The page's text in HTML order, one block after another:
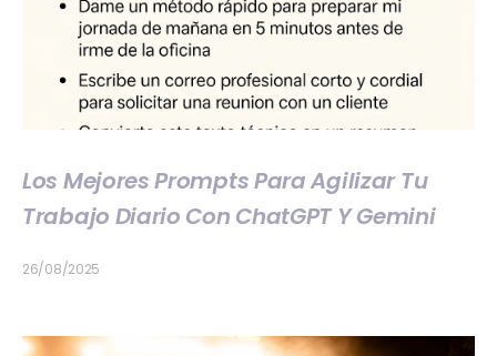
Los Mejores Prompts Para Agilizar Tu
Trabajo Diario Con ChatGPT Y Gemini
26/08/2025